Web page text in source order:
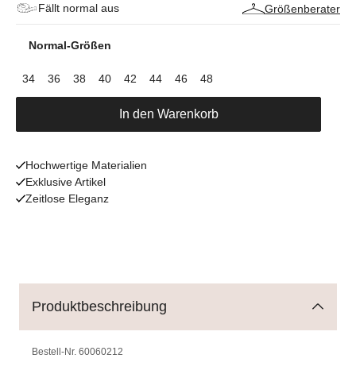
Fällt normal aus Größenberater
Normal-Größen
34 36 38 40 42 44 46 48
In den Warenkorb
Hochwertige Materialien
Exklusive Artikel
Zeitlose Eleganz
Produktbeschreibung
Bestell-Nr. 60060212